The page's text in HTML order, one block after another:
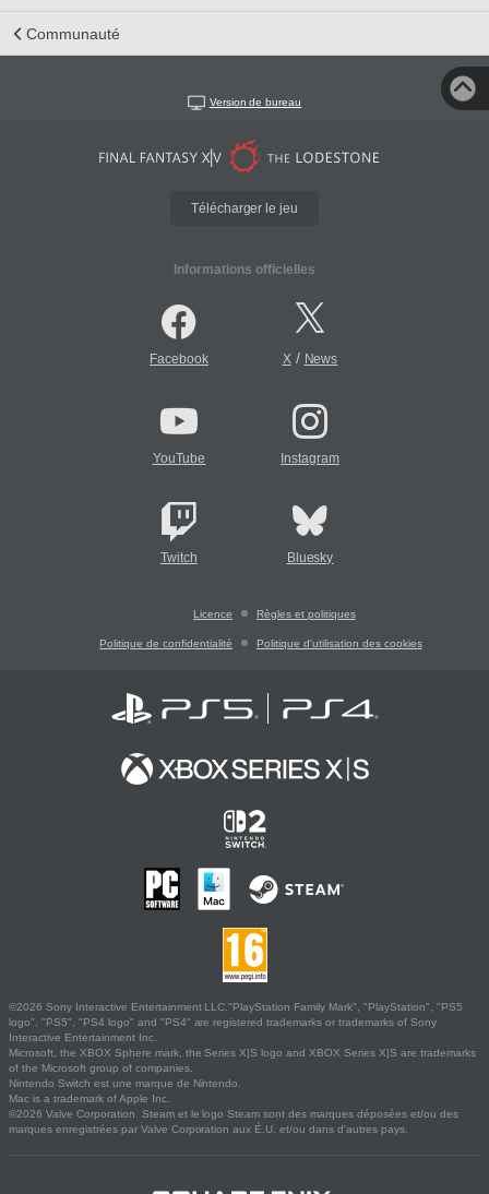
Communauté
Version de bureau
Télécharger le jeu
Informations officielles
Facebook X/ News
YouTube Instagram
Twitch Bluesky
Licence Règles et politiques
Politique de confidentialité Politique d'utilisation des cookies
©2026 Sony Interactive Entertainment LLC."PlayStation Family Mark", "PlayStation", "PS5
logo", "PS5", "PS4 logo" and "PS4" are registered trademarks or trademarks of Sony
Interactive Entertainment Inc.
Microsoft, the XBOX Sphere mark, the Series X|S logo and XBOX Series X|S are trademarks
of the Microsoft group of companies.
Nintendo Switch est une marque de Nintendo.
Mac is a trademark of Apple Inc.
©2026 Valve Corporation. Steam et le logo Steam sont des marques déposées et/ou des
marques enregistrées par Valve Corporation aux É.U. et/ou dans d'autres pays.